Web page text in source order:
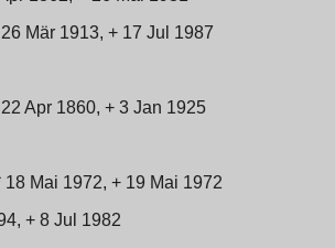
Mär 1913, + 17 Jul 1987
Apr 1860, + 3 Jan 1925
18 Mai 1972, + 19 Mai 1972
+ 8 Jul 1982